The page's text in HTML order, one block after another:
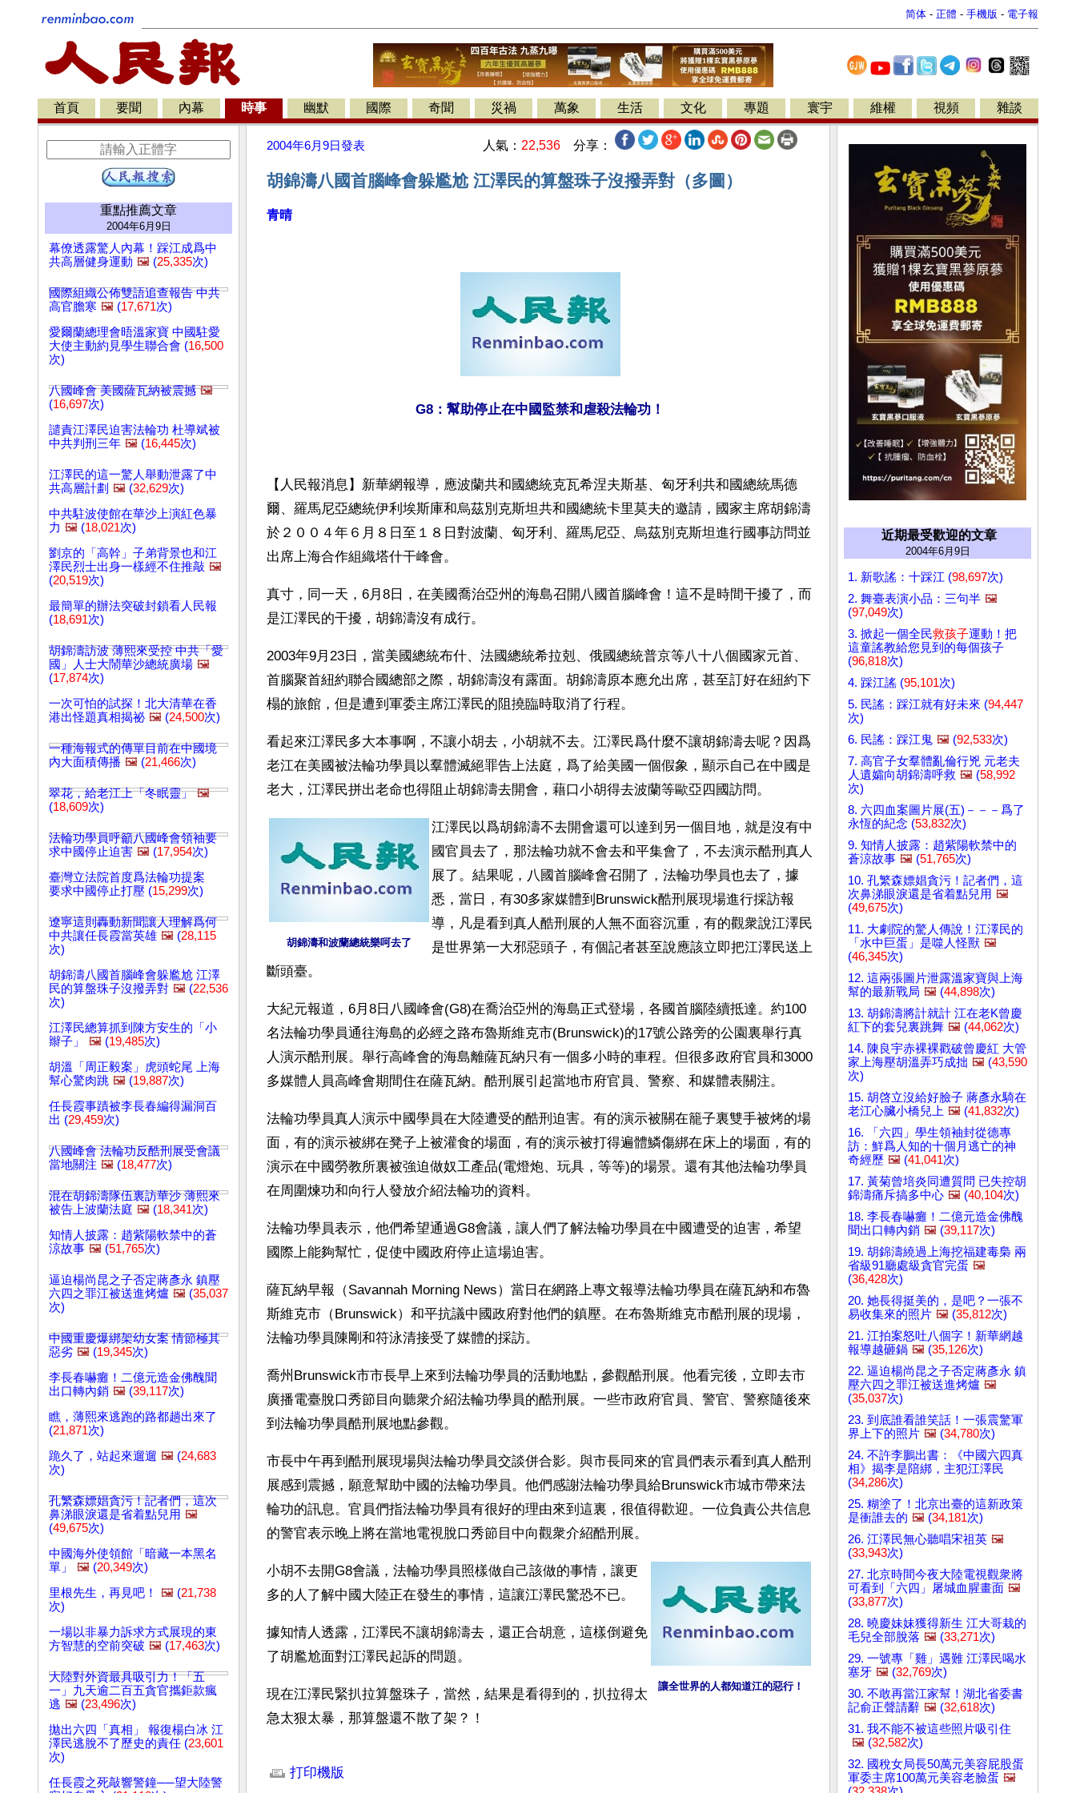
简体 - 正體 - 手機版 - 電子報
首頁 要聞 內幕 時事 幽默 國際 奇聞 災禍 萬象 生活 文化 專題 寰宇 維權 視頻 雜談
重點推薦文章
2004年6月9日
幕僚透露驚人內幕！踩江成爲中
共高層健身運動 🖼️ (25,335次)
國際組織公佈雙語追查報告 中共
高官膽寒 🖼️ (17,671次)
愛爾蘭總理會晤溫家寶 中國駐愛
大使主動約見學生聯合會 (16,500
次)
八國峰會 美國薩瓦納被震撼 🖼️
(16,697次)
譴責江澤民迫害法輪功 杜導斌被
中共判刑三年 🖼️ (16,445次)
江澤民的這一驚人舉動泄露了中
共高層計劃 🖼️ (32,629次)
中共駐波使館在華沙上演紅色暴
力 🖼️ (18,021次)
劉京的「高幹」子弟背景也和江
澤民烈士出身一樣經不住推敲 🖼️
(20,519次)
最簡單的辦法突破封鎖看人民報
(18,691次)
胡錦濤訪波 薄熙來受控 中共「愛
國」人士大鬧華沙總統廣場 🖼️
(17,874次)
一次可怕的試探！北大清華在香
港出怪題真相揭祕 🖼️ (24,500次)
一種海報式的傳單目前在中國境
內大面積傳播 🖼️ (21,466次)
翠花，給老江上「冬眠靈」 🖼️
(18,609次)
法輪功學員呼籲八國峰會領袖要
求中國停止迫害 🖼️ (17,954次)
臺灣立法院首度爲法輪功提案
要求中國停止打壓 (15,299次)
遼寧這則轟動新聞讓人理解爲何
中共讓任長霞當英雄 🖼️ (28,115
次)
胡錦濤八國首腦峰會躲尷尬 江澤
民的算盤珠子沒撥弄對 🖼️ (22,536
次)
江澤民總算抓到陳方安生的「小
辮子」
🖼️ (19,485次)
胡溫「周正毅案」虎頭蛇尾 上海
幫心驚肉跳 🖼️ (19,887次)
任長霞事蹟被李長春編得漏洞百
出 (29,459次)
八國峰會 法輪功反酷刑展受會議
當地關注 🖼️ (18,477次)
混在胡錦濤隊伍裏訪華沙 薄熙來
被告上波蘭法庭 🖼️ (18,341次)
知情人披露：趙紫陽軟禁中的蒼
涼故事 🖼️ (51,765次)
逼迫楊尚昆之子否定蔣彥永 鎮壓
六四之罪江被送進烤爐 🖼️ (35,037
次)
中國重慶爆綁架幼女案 情節極其
惡劣 🖼️ (19,345次)
李長春嚇癱！二億元造金佛醜聞
出口轉內銷 🖼️ (39,117次)
瞧，薄熙來逃跑的路都趟出來了
(21,871次)
跪久了，站起來遛遛 🖼️ (24,683
次)
孔繁森嫖娼貪污！記者們，這次
鼻涕眼淚還是省着點兒用 🖼️
(49,675次)
中國海外使領館「暗藏一本黑名
單」
🖼️ (20,349次)
里根先生，再見吧！
🖼️ (21,738
次)
一場以非暴力訴求方式展現的東
方智慧的空前突破 🖼️ (17,463次)
大陸對外資最具吸引力！「五
一」九天逾二百五貪官攜鉅款瘋
逃 🖼️ (23,496次)
拋出六四「真相」 報復楊白冰 江
澤民逃脫不了歷史的責任 (23,601
次)
任長霞之死敲響警鐘──望大陸警
2004年6月9日發表 人氣： 22,536 分享：
胡錦濤八國首腦峰會躲尷尬 江澤民的算盤珠子沒撥弄對（多圖）
青晴
G8：幫助停止在中國監禁和虐殺法輪功！
【人民報消息】新華網報導，應波蘭共和國總統克瓦希涅夫斯基、匈牙利共和國總統馬德
爾、羅馬尼亞總統伊利埃斯庫和烏茲別克斯坦共和國總統卡里莫夫的邀請，國家主席胡錦濤
於２００４年６月８日至１８日對波蘭、匈牙利、羅馬尼亞、烏茲別克斯坦進行國事訪問並
出席上海合作組織塔什干峰會。
真寸，同一天，6月8日，在美國喬治亞州的海島召開八國首腦峰會！這不是時間干擾了，而
是江澤民的干擾，胡錦濤沒有成行。
2003年9月23日，當美國總統布什、法國總統希拉剋、俄國總統普京等八十八個國家元首、
首腦聚首紐約聯合國總部之際，胡錦濤沒有露面。胡錦濤原本應允出席，甚至訂好在紐約下
榻的旅館，但是遭到軍委主席江澤民的阻撓臨時取消了行程。
看起來江澤民多大本事啊，不讓小胡去，小胡就不去。江澤民爲什麼不讓胡錦濤去呢？因爲
老江在美國被法輪功學員以羣體滅絕罪告上法庭，爲了給美國一個假象，顯示自己在中國是
老大，江澤民拼出老命也得阻止胡錦濤去開會，藉口小胡得去波蘭等歐亞四國訪問。
胡錦濤和波蘭總統樂呵去了
江澤民以爲胡錦濤不去開會還可以達到另一個目地，就是沒有中
國官員去了，那法輪功就不會去和平集會了，不去演示酷刑真人
展了。結果呢，八國首腦峰會召開了，法輪功學員也去了，據
悉，當日，有30多家媒體到Brunswick酷刑展現場進行採訪報
導，凡是看到真人酷刑展的人無不面容沉重，有的觀衆說江澤民
是世界第一大邪惡頭子，有個記者甚至說應該立即把江澤民送上
斷頭臺。
大紀元報道，6月8日八國峰會(G8)在喬治亞州的海島正式登場，各國首腦陸續抵達。約100
名法輪功學員通往海島的必經之路布魯斯維克市(Brunswick)的17號公路旁的公園裏舉行真
人演示酷刑展。舉行高峰會的海島離薩瓦納只有一個多小時的車程。但很多政府官員和3000
多媒體人員高峰會期間住在薩瓦納。酷刑展引起當地市府官員、警察、和媒體表關注。
法輪功學員真人演示中國學員在大陸遭受的酷刑迫害。有的演示被關在籠子裏雙手被烤的場
面，有的演示被綁在凳子上被灌食的場面，有的演示被打得遍體鱗傷綁在床上的場面，有的
演示在中國勞教所裏被強迫做奴工產品(電燈炮、玩具，等等)的場景。還有其他法輪功學員
在周圍煉功和向行人發放介紹法輪功的資料。
法輪功學員表示，他們希望通過G8會議，讓人們了解法輪功學員在中國遭受的迫害，希望
國際上能夠幫忙，促使中國政府停止這場迫害。
薩瓦納早報（Savannah Morning News）當日在網路上專文報導法輪功學員在薩瓦納和布魯
斯維克市（Brunswick）和平抗議中國政府對他們的鎮壓。在布魯斯維克市酷刑展的現場，
法輪功學員陳剛和符泳清接受了媒體的採訪。
喬州Brunswick市市長早上來到法輪功學員的活動地點，參觀酷刑展。他看完後，立即去市
廣播電臺脫口秀節目向聽衆介紹法輪功學員的酷刑展。一些市政府官員、警官、警察隨後來
到法輪功學員酷刑展地點參觀。
市長中午再到酷刑展現場與法輪功學員交談併合影。與市長同來的官員們表示看到真人酷刑
展感到震撼，願意幫助中國的法輪功學員。他們感謝法輪功學員給Brunswick市城市帶來法
輪功的訊息。官員們指法輪功學員有很好的理由來到這裏，很值得歡迎。一位負責公共信息
的警官表示晚上將在當地電視脫口秀節目中向觀衆介紹酷刑展。
讓全世界的人都知道江的惡行！
小胡不去開G8會議，法輪功學員照樣做自己該做的事情，讓更
多的人了解中國大陸正在發生的事情，這讓江澤民驚恐不已。
據知情人透露，江澤民不讓胡錦濤去，還正合胡意，這樣倒避免
了胡尷尬面對江澤民起訴的問題。
現在江澤民緊扒拉算盤珠子，當然，結果是看得到的，扒拉得太
急太狠太暴，那算盤還不散了架？！
打印機版
近期最受歡迎的文章
2004年6月9日
1. 新歌謠：十踩江 (98,697次)
2. 舞臺表演小品：三句半 🖼️
(97,049次)
3. 掀起一個全民救孩子運動！把
這童謠教給您見到的每個孩子
(96,818次)
4. 踩江謠 (95,101次)
5. 民謠：踩江就有好未來 (94,447
次)
6. 民謠：踩江鬼 🖼️ (92,533次)
7. 高官子女羣體亂倫行兇 元老夫
人遺孀向胡錦濤呼救 🖼️ (58,992
次)
8. 六四血案圖片展(五)－－－爲了
永恆的紀念 (53,832次)
9. 知情人披露：趙紫陽軟禁中的
蒼涼故事 🖼️ (51,765次)
10. 孔繁森嫖娼貪污！記者們，這
次鼻涕眼淚還是省着點兒用 🖼️
(49,675次)
11. 大劇院的驚人傳說！江澤民的
「水中巨蛋」是噬人怪獸 🖼️
(46,345次)
12. 這兩張圖片泄露溫家寶與上海
幫的最新戰局 🖼️ (44,898次)
13. 胡錦濤將計就計 江在老K曾慶
紅下的套兒裏跳舞 🖼️ (44,062次)
14. 陳良宇赤裸裸戳破曾慶紅 大管
家上海壓胡溫弄巧成拙 🖼️ (43,590
次)
15. 胡啓立沒給好臉子 蔣彥永騎在
老江心臟小橋兒上 🖼️ (41,832次)
16. 「六四」學生領袖封從德專
訪：鮮爲人知的十個月逃亡的神
奇經歷 🖼️ (41,041次)
17. 黃菊曾培炎同遭質問 已失控胡
錦濤痛斥搞多中心 🖼️ (40,104次)
18. 李長春嚇癱！二億元造金佛醜
聞出口轉內銷 🖼️ (39,117次)
19. 胡錦濤繞過上海挖福建毒梟 兩
省級91廳處級貪官完蛋 🖼️
(36,428次)
20. 她長得挺美的，是吧？一張不
易收集來的照片 🖼️ (35,812次)
21. 江拍案怒吐八個字！新華網越
報導越砸鍋 🖼️ (35,126次)
22. 逼迫楊尚昆之子否定蔣彥永 鎮
壓六四之罪江被送進烤爐 🖼️
(35,037次)
23. 到底誰看誰笑話！一張震驚軍
界上下的照片 🖼️ (34,780次)
24. 不許李鵬出書：《中國六四真
相》揭李是陪綁，主犯江澤民
(34,286次)
25. 糊塗了！北京出臺的這新政策
是衝誰去的 🖼️ (34,181次)
26. 江澤民無心聽唱宋祖英 🖼️
(33,943次)
27. 北京時間今夜大陸電視觀衆將
可看到「六四」屠城血腥畫面 🖼️
(33,877次)
28. 曉慶妹妹獲得新生 江大哥栽的
毛兒全部脫落 🖼️ (33,271次)
29. 一號專「雞」遇難 江澤民喝水
塞牙 🖼️ (32,769次)
30. 不敢再當江家幫！湖北省委書
記俞正聲請辭 🖼️ (32,618次)
31. 我不能不被這些照片吸引住
🖼️ (32,582次)
32. 國稅女局長50萬元美容屁股蛋
軍委主席100萬元美容老臉蛋 🖼️